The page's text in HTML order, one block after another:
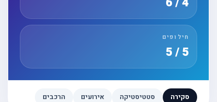
חילופים
סקירה סטטיסטיקה אירועים הרכבים